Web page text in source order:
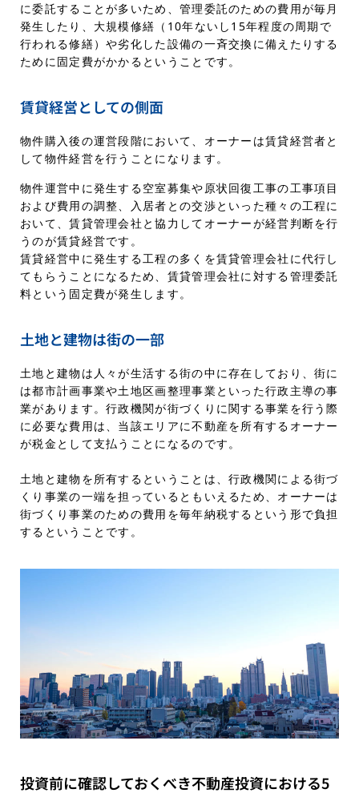
に委託することが多いため、管理委託のための費用が毎月
発生したり、大規模修繕（10年ないし15年程度の周期で
行われる修繕）や劣化した設備の一斉交換に備えたりする
ために固定費がかかるということです。
賃貸経営としての側面
物件購入後の運営段階において、オーナーは賃貸経営者と
して物件経営を行うことになります。
物件運営中に発生する空室募集や原状回復工事の工事項目
および費用の調整、入居者との交渉といった種々の工程に
おいて、賃貸管理会社と協力してオーナーが経営判断を行
うのが賃貸経営です。
賃貸経営中に発生する工程の多くを賃貸管理会社に代行し
てもらうことになるため、賃貸管理会社に対する管理委託
料という固定費が発生します。
土地と建物は街の一部
土地と建物は人々が生活する街の中に存在しており、街に
は都市計画事業や土地区画整理事業といった行政主導の事
業があります。行政機関が街づくりに関する事業を行う際
に必要な費用は、当該エリアに不動産を所有するオーナー
が税金として支払うことになるのです。
土地と建物を所有するということは、行政機関による街づ
くり事業の一端を担っているともいえるため、オーナーは
街づくり事業のための費用を毎年納税するという形で負担
するということです。
投資前に確認しておくべき不動産投資における5